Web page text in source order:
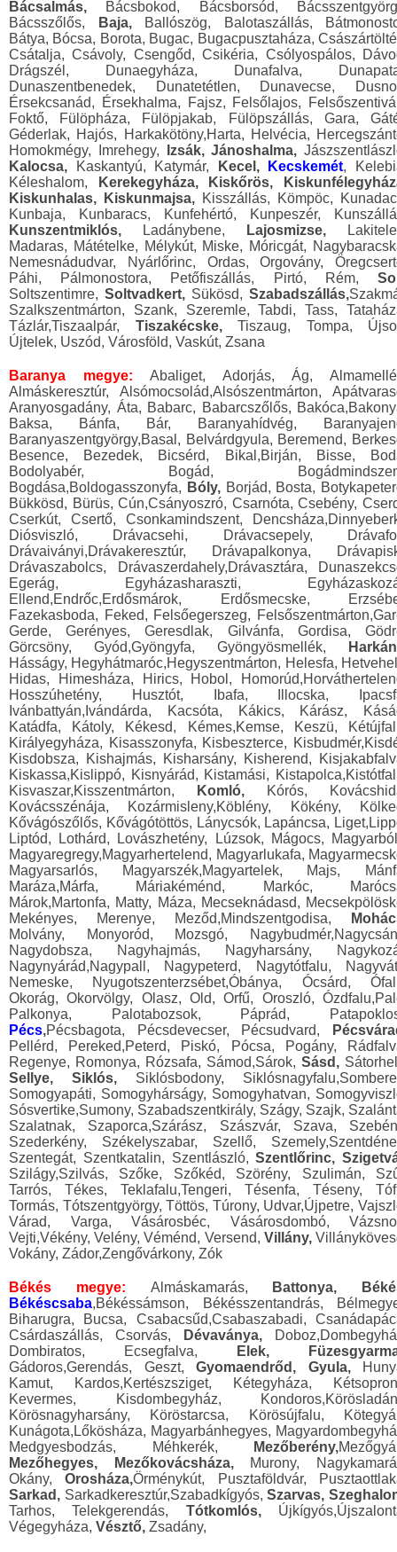
Bácsalmás, Bácsbokod, Bácsborsód,
Bácsszőlős,
Baja,
Ballószög, Balotaszállás,
Bátya, Bócsa, Borota, Bugac, Bugacpusztaháza,
Csátalja, Csávoly, Csengőd, Csikéria, Csólyospálos,
Drágszél, Dunaegyháza, Dunafalva,
Dunaszentbenedek, Dunatetétlen, Dunavecse,
Érsekcsanád, Érsekhalma, Fajsz, Felsőlajos,
Foktő, Fülöpháza, Fülöpjakab, Fülöpszállás, Gara,
Géderlak, Hajós, Harkakötöny,Harta, Helvécia,
Homokmégy, Imrehegy,
Izsák, Jánoshalma,
Kalocsa,
Kaskantyú, Katymár, Kecel, Kecskemét,
Kéleshalom,
Kerekegyháza, Kiskőrös,
Kiskunhalas, Kiskunmajsa, Kisszállás, Kömpöc,
Kunbaja, Kunbaracs, Kunfehértó, Kunpeszér,
Kunszentmiklós,
Ladánybene, Lajosmizse,
Madaras, Mátételke, Mélykút, Miske, Móricgát,
Nemesnádudvar, Nyárlőrinc, Ordas, Orgovány,
Páhi, Pálmonostora, Petőfiszállás, Pirtó, Rém,
Soltszentimre, Soltvadkert, Sükösd, Szabadszállás,
Szalkszentmárton, Szank, Szeremle, Tabdi, Tass,
Tázlár,Tiszaalpár, Tiszakécske, Tiszaug, Tompa,
Újtelek, Uszód, Városföld, Vaskút, Zsana
Baranya megye:Abaliget, Adorjás, Ág,
Almáskeresztúr, Alsómocsolád,Alsószentmárton,
Aranyosgadány, Áta, Babarc, Babarcszőlős,
Baksa, Bánfa, Bár, Baranyahídvég,
Baranyaszentgyörgy,Basal, Belvárdgyula, Beremend,
Besence, Bezedek, Bicsérd, Bikal,Birján, Bisse,
Bodolyabér, Bogád,
Bogdása,Boldogasszonyfa, Bóly,Borjád, Bosta,
Bükkösd, Bürüs, Cún,Csányoszró, Csarnóta, Csebény,
Cserkút, Csertő, Csonkamindszent,
Diósviszló, Drávacsehi, Drávacsepely,
Drávaiványi,Drávakeresztúr, Drávapalkonya,
Drávaszabolcs, Drávaszerdahely,Drávasztára,
Egerág, Egyházasharaszti,
Ellend,Endrőc,Erdősmárok, Erdősmecske,
Fazekasboda, Feked, Felsőegerszeg,
Gerde, Gerényes, Geresdlak, Gilvánfa, Gordisa,
Görcsöny, Gyód,Gyöngyfa, Gyöngyösmellék,
Hásságy, Hegyhátmaróc,Hegyszentmárton, Helesfa,
Hidas, Himesháza, Hirics, Hobol,
Hosszúhetény, Husztót, Ibafa, Illocska,
Ivánbattyán,Ivándárda, Kacsóta, Kákics, Kárász,
Katádfa, Kátoly, Kékesd, Kémes,Kemse, Keszü,
Királyegyháza, Kisasszonyfa, Kisbeszterce,
Kisdobsza, Kishajmás, Kisharsány, Kisherend,
Kiskassa,Kislippó, Kisnyárád, Kistamási,
Kisvaszar,Kisszentmárton,
Komló,
Kórós,
Kovácsszénája, Kozármisleny,Köblény, Kökény,
Kővágószőlős, Kővágótöttös, Lánycsók, Lapáncsa,
Liptód, Lothárd, Lovászhetény, Lúzsok, Mágocs,
Magyaregregy,Magyarhertelend, Magyarlukafa,
Magyarsarlós, Magyarszék,Magyartelek, Majs,
Maráza,Márfa, Máriakéménd, Markóc,
Márok,Martonfa, Matty, Máza, Mecseknádasd,
Mekényes, Merenye, Meződ,Mindszentgodisa,
Molvány, Monyoród, Mozsgó,
Nagydobsza, Nagyhajmás, Nagyharsány,
Nagynyárád,Nagypall, Nagypeterd, Nagytótfalu,
Nemeske, Nyugotszenterzsébet,Óbánya, Ócsárd,
Okorág, Okorvölgy, Olasz, Old, Orfű, Oroszló,
Palkonya, Palotabozsok, Páprád,
Pécs,Pécsbagota, Pécsdevecser, Pécsudvard,
Pellérd, Pereked,Peterd, Piskó, Pócsa, Pogány,
Regenye, Romonya, Rózsafa, Sámod,Sárok, Sásd,
Sellye, Siklós, Siklósbodony,
Somogyapáti, Somogyhárságy, Somogyhatvan,
Sósvertike,Sumony, Szabadszentkirály, Szágy, Szajk,
Szalatnak, Szaporca,Szárász, Szászvár, Szava,
Szederkény, Székelyszabar, Szellő,
Szentegát, Szentkatalin, Szentlászló,Szentlőrinc,
Szilágy,Szilvás, Szőke, Szőkéd, Szörény, Szulimán,
Tarrós, Tékes, Teklafalu,Tengeri, Tésenfa, Téseny,
Tormás, Tótszentgyörgy, Töttös, Túrony, Udvar,Újpetre,
Várad, Varga, Vásárosbéc, Vásárosdombó,
Vejti,Vékény, Velény, Véménd, Versend, Villány,
Vokány, Zádor,Zengővárkony, Zók
Békés megye: Almáskamarás,
Battonya,
Békéscsaba,Békéssámson, Békésszentandrás,
Biharugra, Bucsa, Csabacsűd,Csabaszabadi,
Csárdaszállás, Csorvás,
Dévaványa,
Dombiratos, Ecsegfalva,
Elek,
Gádoros,Gerendás, Geszt, Gyomaendrőd, Gyula,
Kamut, Kardos,Kertészsziget, Kétegyháza,
Kevermes, Kisdombegyház,
Körösnagyharsány, Köröstarcsa, Körösújfalu,
Kunágota,Lőkösháza, Magyarbánhegyes,
Medgyesbodzás, Méhkerék,
Mezőberény,
Mezőhegyes, Mezőkovácsháza, Murony,
Okány,Orosháza,Örménykút, Pusztaföldvár,
Sarkad, Sarkadkeresztúr,Szabadkígyós,Szarvas,
Tarhos, Telekgerendás, Tótkomlós,
Végegyháza, Vésztő, Zsadány,